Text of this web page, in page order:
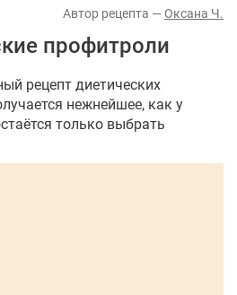
Оксана Ч.
профитроли
рецепт диетических
нежнейшее, как у
только выбрать